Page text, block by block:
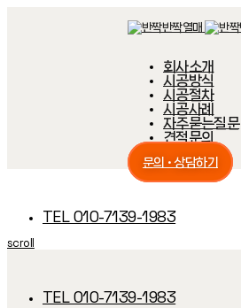
회사소개
시공방식
시공절차
시공사례
자주묻는질문
견적문의
문의 · 상담하기
TEL 010-7139-1983
scroll
TEL 010-7139-1983